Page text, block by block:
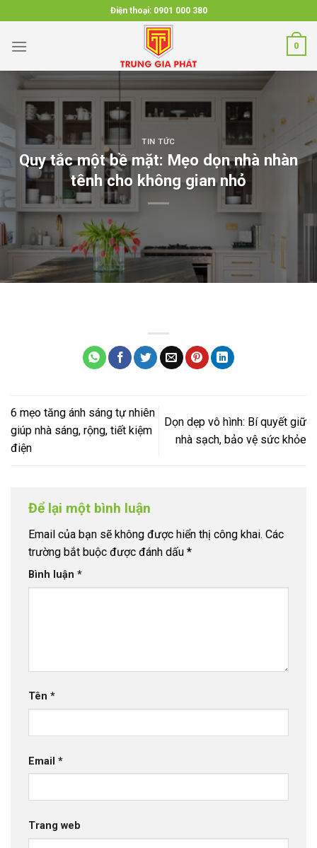
to
content
Điện thoại: 0901 000 380
0
TIN TỨC
Quy tắc một bề mặt: Mẹo dọn nhà nhàn
tênh cho không gian nhỏ
6 mẹo tăng ánh sáng tự nhiên
giúp nhà sáng, rộng, tiết kiệm
điện
Dọn dẹp vô hình: Bí quyết giữ
nhà sạch, bảo vệ sức khỏe
Để lại một bình luận
Email của bạn sẽ không được hiển thị công khai. Các
trường bắt buộc được đánh dấu *
Bình luận *
Tên *
Email *
Trang web